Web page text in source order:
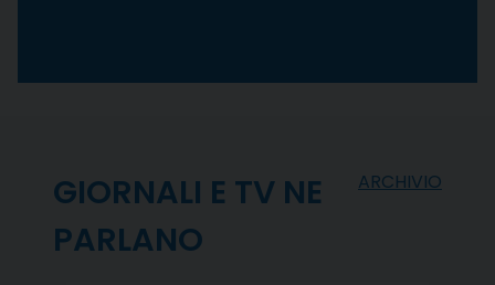
ARCHIVIO
GIORNALI E TV NE
PARLANO